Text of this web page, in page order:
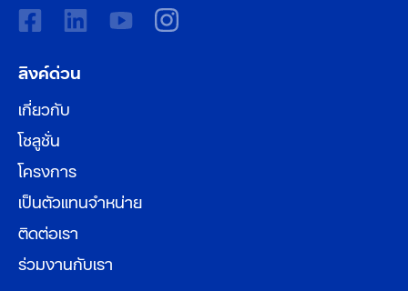
ลิงค์ด่วน
เกี่ยวกับ
โซลูชั่น
โครงการ
เป็นตัวแทนจำหน่าย
ติดต่อเรา
ร่วมงานกับเรา